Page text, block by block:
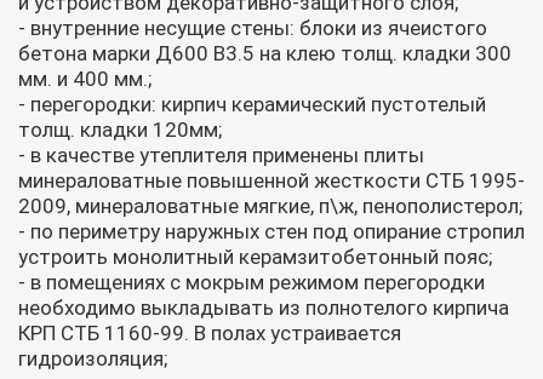
- внутренние несущие стены: блоки из ячеистого
бетона марки Д600 В3.5 на клею толщ. кладки 300
мм. и 400 мм.;
- перегородки: кирпич керамический пустотелый
толщ. кладки 120мм;
- в качестве утеплителя применены плиты
минераловатные повышенной жесткости СТБ 1995-
2009, минераловатные мягкие, п\ж, пенополистерол;
- по периметру наружных стен под опирание стропил
устроить монолитный керамзитобетонный пояс;
- в помещениях с мокрым режимом перегородки
необходимо выкладывать из полнотелого кирпича
КРП СТБ 1160-99. В полах устраивается
гидроизоляция;